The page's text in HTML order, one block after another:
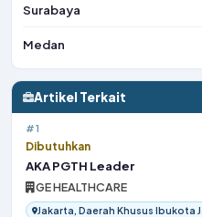
Surabaya
Medan
Artikel Terkait
#1
Dibutuhkan
AKA PGTH Leader
GE HEALTHCARE
Jakarta, Daerah Khusus Ibukota